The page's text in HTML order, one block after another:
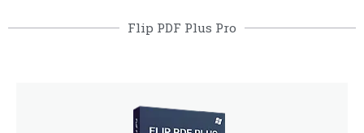
Flip PDF Plus Pro